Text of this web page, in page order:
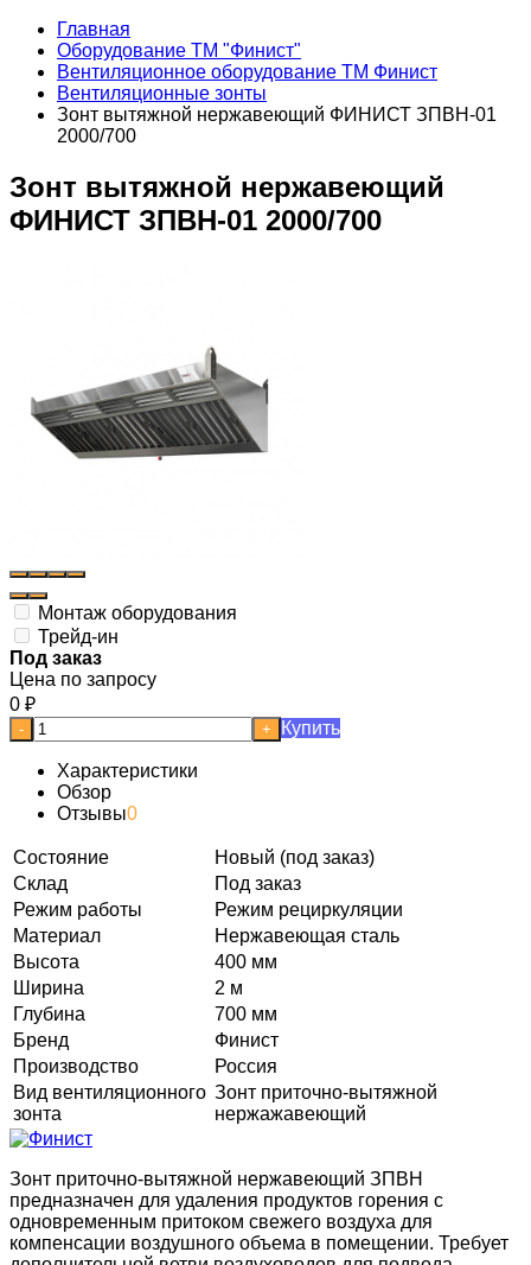
Главная
Оборудование ТМ "Финист"
Вентиляционное оборудование ТМ Финист
Вентиляционные зонты
Зонт вытяжной нержавеющий ФИНИСТ ЗПВН-01
2000/700
Зонт вытяжной нержавеющий
ФИНИСТ ЗПВН-01 2000/700
Монтаж оборудования
Трейд-ин
Под заказ
Цена по запросу
0 ₽
- + Купить
Характеристики
Обзор
Отзывы0
Состояние
Новый (под заказ)
Склад
Под заказ
Режим работы
Режим рециркуляции
Материал
Нержавеющая сталь
Высота
400 мм
Ширина
2 м
Глубина
700 мм
Бренд
Финист
Производство
Россия
Вид вентиляционного
зонта
Зонт приточно-вытяжной
нержажавеющий
Зонт приточно-вытяжной нержавеющий ЗПВН
предназначен для удаления продуктов горения с
одновременным притоком свежего воздуха для
компенсации воздушного объема в помещении. Требует